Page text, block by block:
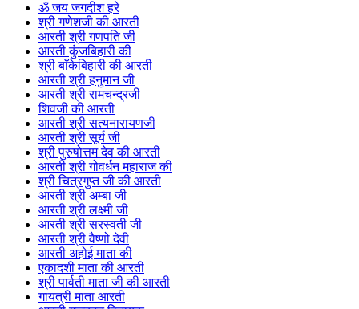
ॐ जय जगदीश हरे
श्री गणेशजी की आरती
आरती श्री गणपति जी
आरती कुंजबिहारी की
श्री बाँकेबिहारी की आरती
आरती श्री हनुमान जी
आरती श्री रामचन्द्रजी
शिवजी की आरती
आरती श्री सत्यनारायणजी
आरती श्री सूर्य जी
श्री पुरुषोत्तम देव की आरती
आरती श्री गोवर्धन महाराज की
श्री चित्रगुप्त जी की आरती
आरती श्री अम्बा जी
आरती श्री लक्ष्मी जी
आरती श्री सरस्वती जी
आरती श्री वैष्णो देवी
आरती अहोई माता की
एकादशी माता की आरती
श्री पार्वती माता जी की आरती
गायत्री माता आरती